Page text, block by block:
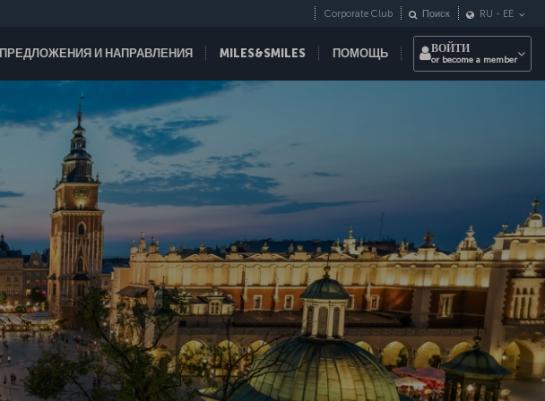
ПРЕДЛОЖЕНИЯ И НАПРАВЛЕНИЯ MILES&SMILES ПОМОЩЬ
Corporate Club Поиск RU - EE
ВОЙТИ
or become a member